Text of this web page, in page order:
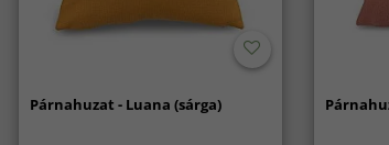
Párnahuzat - Luana (sárga)